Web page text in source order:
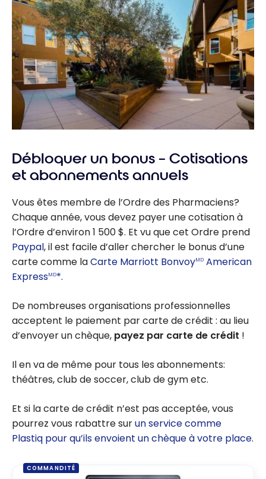
Débloquer un bonus – Cotisations
et abonnements annuels
Vous êtes membre de l’Ordre des Pharmaciens?
Chaque année, vous devez payer une cotisation à
l’Ordre d’environ 1 500 $. Et vu que cet Ordre prend
Paypal, il est facile d’aller chercher le bonus d’une
carte comme laCarte Marriott BonvoyMD American
ExpressMD*.
De nombreuses organisations professionnelles
acceptent le paiement par carte de crédit : au lieu
d’envoyer un chèque, payez par carte de crédit !
Il en va de même pour tous les abonnements:
théâtres, club de soccer, club de gym etc.
Et si la carte de crédit n’est pas acceptée, vous
pourrez vous rabattre surun service comme
Plastiq pour qu’ils envoient un chèque à votre place.
COMMANDITÉ